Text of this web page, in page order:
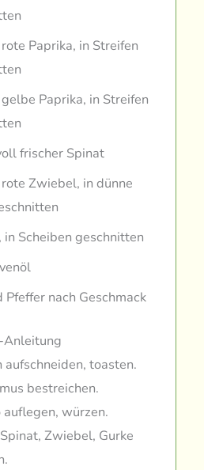
Paprika, in Streifen
Paprika, in Streifen
frischer Spinat
Zwiebel, in dünne
in Scheiben geschnitten
Pfeffer nach Geschmack
aufschneiden, toasten.
bestreichen.
würzen.
Zwiebel, Gurke